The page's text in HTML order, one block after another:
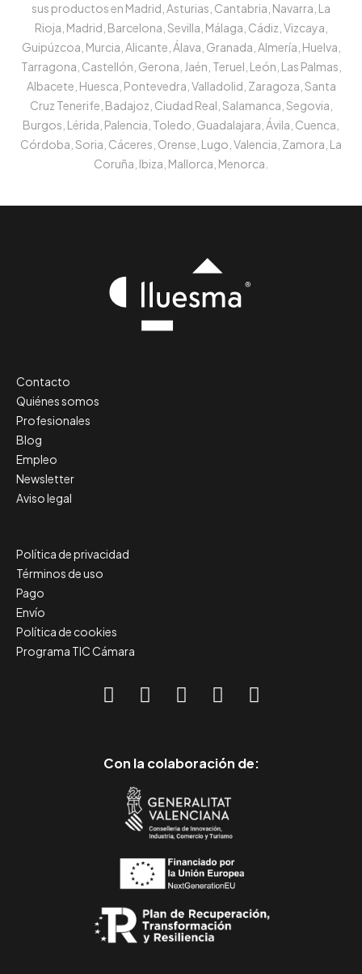
sus productos en Madrid, Asturias, Cantabria, Navarra, La
Rioja, Madrid, Barcelona, Sevilla, Málaga, Cádiz, Vizcaya,
Guipúzcoa, Murcia, Alicante, Álava, Granada, Almería, Huelva,
Tarragona, Castellón, Gerona, Jaén, Teruel, León, Las Palmas,
Albacete, Huesca, Pontevedra, Valladolid, Zaragoza, Santa
Cruz Tenerife, Badajoz, Ciudad Real, Salamanca, Segovia,
Burgos, Lérida, Palencia, Toledo, Guadalajara, Ávila, Cuenca,
Córdoba, Soria, Cáceres, Orense, Lugo, Valencia, Zamora, La
Coruña, Ibiza, Mallorca, Menorca.
Contacto
Quiénes somos
Profesionales
Blog
Empleo
Newsletter
Aviso legal
Política de privacidad
Términos de uso
Pago
Envío
Política de cookies
Programa TIC Cámara
Con la colaboración de: